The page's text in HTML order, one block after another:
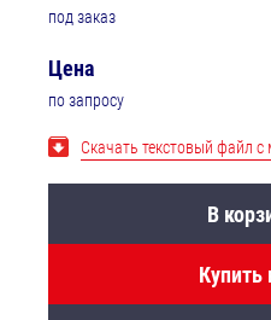
под заказ
Цена
по запросу
Скачать текстовый файл
В
Купить